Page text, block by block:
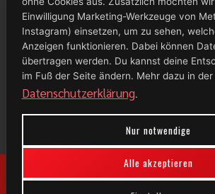
Samstag: 09:00 – 13:00 Uhr
TOP 100
Einwilligung Marketing-Werkzeuge von
Instagram) einsetzen, um zu sehen,
Anzeigen funktionieren. Dabei können
übertragen werden. Du kannst deine
im Fuß der Seite ändern. Mehr dazu in der
Datenschutzerklärung.
Nur notwendige
Alle akzeptieren